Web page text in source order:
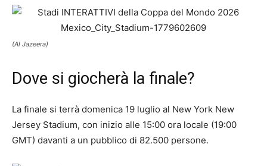
(Al Jazeera)
Dove si giocherà la finale?
La finale si terrà domenica 19 luglio al New York New
Jersey Stadium, con inizio alle 15:00 ora locale (19:00
GMT) davanti a un pubblico di 82.500 persone.